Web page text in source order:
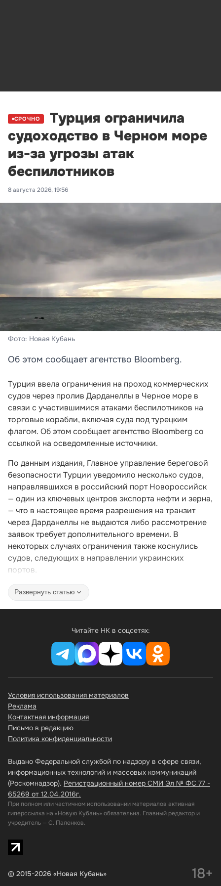
СРОЧНО
Турция ограничила
судоходство в Черном море
из-за угрозы атак
беспилотников
8 августа 2026, 19:56
Фото: Новая Кубань
Об этом сообщает агентство Bloomberg.
Турция ввела ограничения на проход коммерческих
судов через пролив Дарданеллы в Черное море в
связи с участившимися атаками беспилотников на
торговые корабли, включая суда под турецким
флагом. Об этом сообщает агентство Bloomberg со
ссылкой на осведомленные источники.
По данным издания, Главное управление береговой
безопасности Турции уведомило несколько судов,
направлявшихся в российский порт Новороссийск
— один из ключевых центров экспорта нефти и зерна,
— что в настоящее время разрешения на транзит
через Дарданеллы не выдаются либо рассмотрение
заявок требует дополнительного времени. В
некоторых случаях ограничения также коснулись
судов, следующих в направлении украинских
портов.
Развернуть статью
Читайте НК в соцсетях:
Выдано Федеральной службой по надзору в сфере связи,
информационных технологий и массовых коммуникаций
(Роскомнадзор). Регистрационный номер СМИ Эл № ФС 77 -
65269 от 12.04.2016г.
При полном или частичном использовании материалов активная
гиперссылка на «Новую Кубань» обязательна. Главный редактор и
учредитель — С. Паленков.
Условия использования материалов
Реклама
Контактная информация
Письмо в редакцию
Политика конфиденциальности
© 2015-2026 «Новая Кубань» 18+